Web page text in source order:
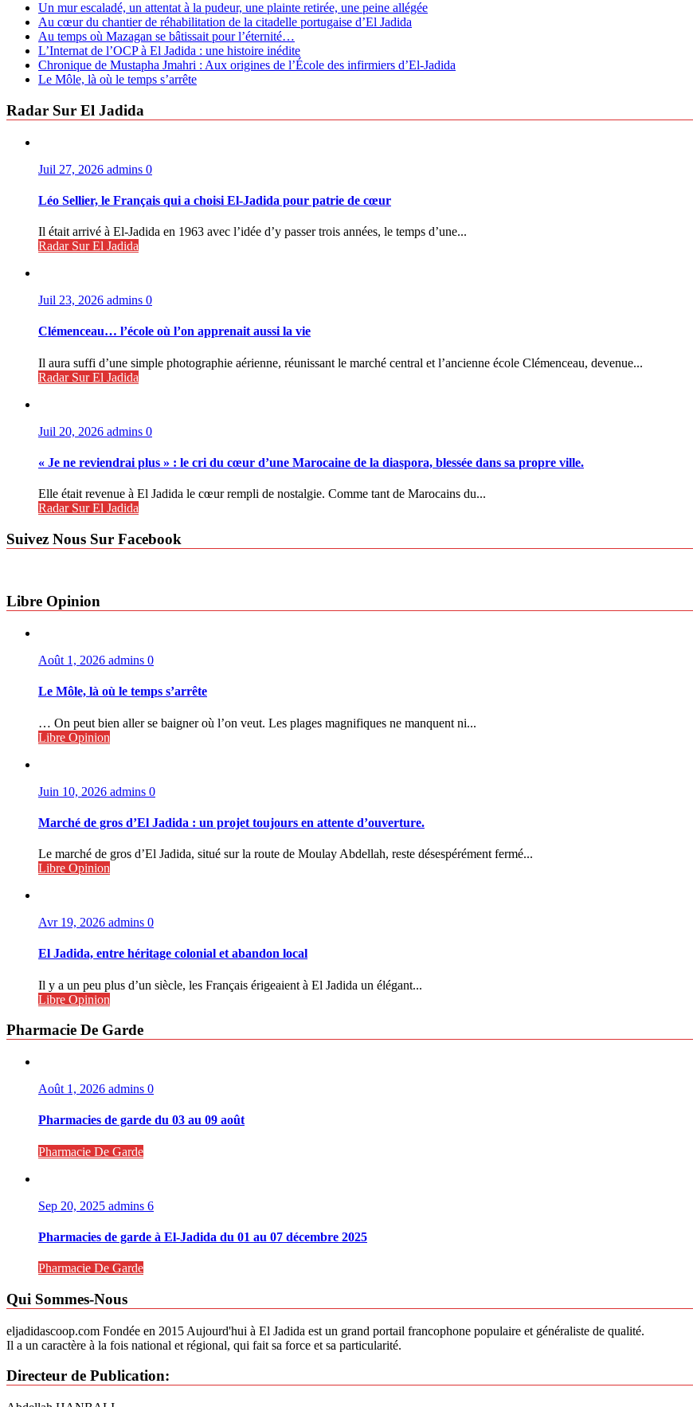
Un mur escaladé, un attentat à la pudeur, une plainte retirée, une peine allégée
Au cœur du chantier de réhabilitation de la citadelle portugaise d’El Jadida
Au temps où Mazagan se bâtissait pour l’éternité…
L’Internat de l’OCP à El Jadida : une histoire inédite
Chronique de Mustapha Jmahri : Aux origines de l’École des infirmiers d’El-Jadida
Le Môle, là où le temps s’arrête
Radar Sur El Jadida
Juil 27, 2026 admins 0
Léo Sellier, le Français qui a choisi El-Jadida pour patrie de cœur
Il était arrivé à El-Jadida en 1963 avec l’idée d’y passer trois années, le temps d’une...
Radar Sur El Jadida
Juil 23, 2026 admins 0
Clémenceau… l’école où l’on apprenait aussi la vie
Il aura suffi d’une simple photographie aérienne, réunissant le marché central et l’ancienne école Clémenceau, devenue...
Radar Sur El Jadida
Juil 20, 2026 admins 0
« Je ne reviendrai plus » : le cri du cœur d’une Marocaine de la diaspora, blessée dans sa propre ville.
Elle était revenue à El Jadida le cœur rempli de nostalgie. Comme tant de Marocains du...
Radar Sur El Jadida
Suivez Nous Sur Facebook
Libre Opinion
Août 1, 2026 admins 0
Le Môle, là où le temps s’arrête
… On peut bien aller se baigner où l’on veut. Les plages magnifiques ne manquent ni...
Libre Opinion
Juin 10, 2026 admins 0
Marché de gros d’El Jadida : un projet toujours en attente d’ouverture.
Le marché de gros d’El Jadida, situé sur la route de Moulay Abdellah, reste désespérément fermé...
Libre Opinion
Avr 19, 2026 admins 0
El Jadida, entre héritage colonial et abandon local
Il y a un peu plus d’un siècle, les Français érigeaient à El Jadida un élégant...
Libre Opinion
Pharmacie De Garde
Août 1, 2026 admins 0
Pharmacies de garde du 03 au 09 août
Pharmacie De Garde
Sep 20, 2025 admins 6
Pharmacies de garde à El-Jadida du 01 au 07 décembre 2025
Pharmacie De Garde
Qui Sommes-Nous
eljadidascoop.com Fondée en 2015 Aujourd'hui à El Jadida est un grand portail francophone populaire et généraliste de qualité.
Il a un caractère à la fois national et régional, qui fait sa force et sa particularité.
Directeur de Publication: